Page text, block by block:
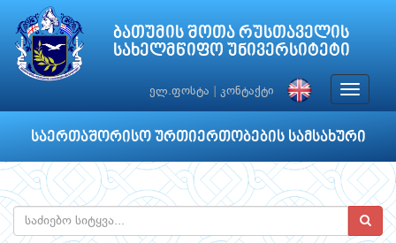
ბათუმის შოთა რუსთაველის
სახელმწიფო უნივერსიტეტი
ელ.ფოსტა კონტაქტი
Toggle
საერთაშორისო ურთიერთობების სამსახური